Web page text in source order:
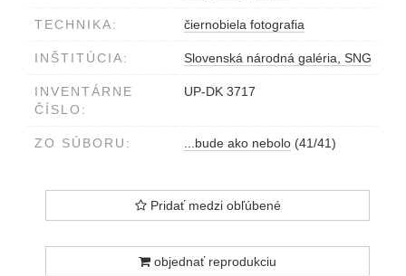
TECHNIKA: čiernobiela fotografia
INŠTITÚCIA: Slovenská národná galéria, SNG
INVENTÁRNE
ČÍSLO:
UP-DK 3717
ZO SÚBORU: ...bude ako nebolo (41/41)
Pridať medzi obľúbené
objednať reprodukciu